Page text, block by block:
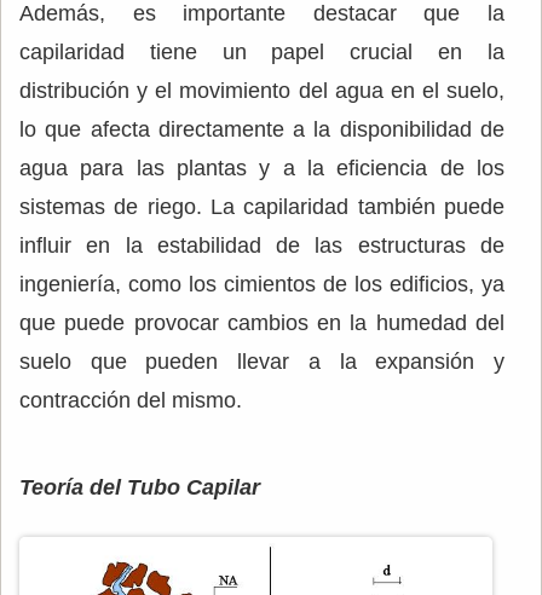
Además, es importante destacar que la
capilaridad tiene un papel crucial en la
distribución y el movimiento del agua en el suelo,
lo que afecta directamente a la disponibilidad de
agua para las plantas y a la eficiencia de los
sistemas de riego. La capilaridad también puede
influir en la estabilidad de las estructuras de
ingeniería, como los cimientos de los edificios, ya
que puede provocar cambios en la humedad del
suelo que pueden llevar a la expansión y
contracción del mismo.
Teoría del Tubo Capilar